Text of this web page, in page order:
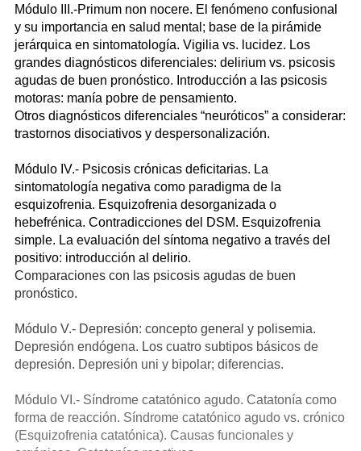
Módulo III.-Primum non nocere. El fenómeno confusional
y su importancia en salud mental; base de la pirámide
jerárquica en sintomatología. Vigilia vs. lucidez. Los
grandes diagnósticos diferenciales: delirium vs. psicosis
agudas de buen pronóstico. Introducción a las psicosis
motoras: manía pobre de pensamiento.
Otros diagnósticos diferenciales “neuróticos” a considerar:
trastornos disociativos y despersonalización.
Módulo IV.- Psicosis crónicas deficitarias. La
sintomatología negativa como paradigma de la
esquizofrenia. Esquizofrenia desorganizada o
hebefrénica. Contradicciones del DSM. Esquizofrenia
simple. La evaluación del síntoma negativo a través del
positivo: introducción al delirio.
Comparaciones con las psicosis agudas de buen
pronóstico.
Módulo V.- Depresión: concepto general y polisemia.
Depresión endógena. Los cuatro subtipos básicos de
depresión. Depresión uni y bipolar; diferencias.
Módulo VI.- Síndrome catatónico agudo. Catatonía como
forma de reacción. Síndrome catatónico agudo vs. crónico
(Esquizofrenia catatónica). Causas funcionales y